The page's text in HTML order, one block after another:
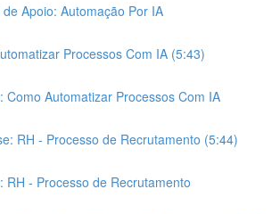
Apoio: Automação Por IA
Processos Com IA (5:43)
Como Automatizar Processos Com IA
RH - Processo de Recrutamento (5:44)
RH - Processo de Recrutamento